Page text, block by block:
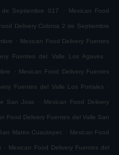
Septiembre 017 . Mexican Food
Delivery Colonia 2 de Septiembre
. Mexican Food Delivery Fuentes
Fuentes del Valle Los Agaves .
. Mexican Food Delivery Fuentes
Fuentes del Valle Los Portales .
San Jose . Mexican Food Delivery
Food Delivery Fuentes del Valle San
Mateo Cuautepec . Mexican Food
. Mexican Food Delivery Fuentes del